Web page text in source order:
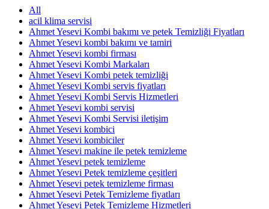
All
acil klima servisi
Ahmet Yesevi Kombi bakımı ve petek Temizliği Fiyatları
Ahmet Yesevi kombi bakımı ve tamiri
Ahmet Yesevi kombi firması
Ahmet Yesevi Kombi Markaları
Ahmet Yesevi Kombi petek temizliği
Ahmet Yesevi Kombi servis fiyatları
Ahmet Yesevi Kombi Servis Hizmetleri
Ahmet Yesevi kombi servisi
Ahmet Yesevi Kombi Servisi iletişim
Ahmet Yesevi kombici
Ahmet Yesevi kombiciler
Ahmet Yesevi makine ile petek temizleme
Ahmet Yesevi petek temizleme
Ahmet Yesevi Petek temizleme çeşitleri
Ahmet Yesevi petek temizleme firması
Ahmet Yesevi Petek Temizleme fiyatları
Ahmet Yesevi Petek Temizleme Hizmetleri